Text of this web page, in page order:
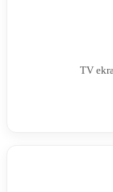
TV